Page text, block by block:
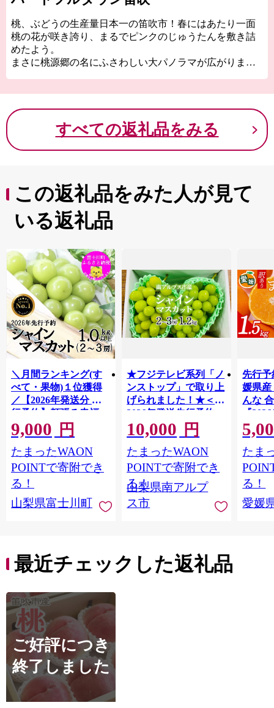
桃、ぶどうの生産量日本一の笛吹市！春にはあたり一面
桃の花が咲き誇り、まるでピンクのじゅうたんを敷き詰
めたよう。
まさに桃源郷の名にふさわしい大パノラマが広がりま
インマスカットです。その他、一年を通じて笛吹市の魅
力ある返礼品をご用意しております！！
すべての返礼品をみる
この返礼品をみた人が見て
いる返礼品
＼月間ランキング(す
べて・果物)１位獲得
／【2026年発送分 先
行予約】頬張る幸福
感 〜緑の宝石・ シ
ャインマスカット 〜
１ｋｇ以上（２〜３
房） フルーツ 山梨県
産 果物 くだもの シャ
イン マスカット ぶど
う ブドウ 葡萄 大粒 種
9,000 円
たまったWAON
POINTで寄附でき
る！
山梨県富士川町
★フジテレビ系列「ノ
ンストップ」で取り上
げられました！★＜
2026年発送先行予約＞
南アルプス市産シャイ
ンマスカット1.2kg以
上（2～3房） クール
便発送 ALPAG007
10,000 円
たまったWAON
POINTで寄附でき
る！
山梨県南アルプ
ス市
先行予
媛県産
んな
『
出荷
ご自宅
マド
あり
ツ 高
産地直
レンジ
たま
る！
愛媛
最近チェックした返礼品
ご好評につき
終了しました